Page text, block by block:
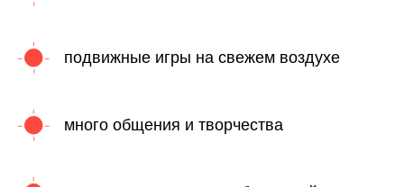
подвижные игры на свежем воздухе
много общения и творчества